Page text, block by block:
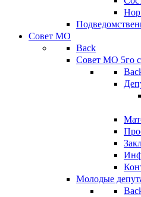
Совет МО
Back
Совет МО 5го
Молодые